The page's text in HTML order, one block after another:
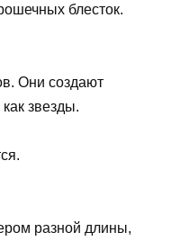
блесток.
Они создают
звезды.
разной длины,